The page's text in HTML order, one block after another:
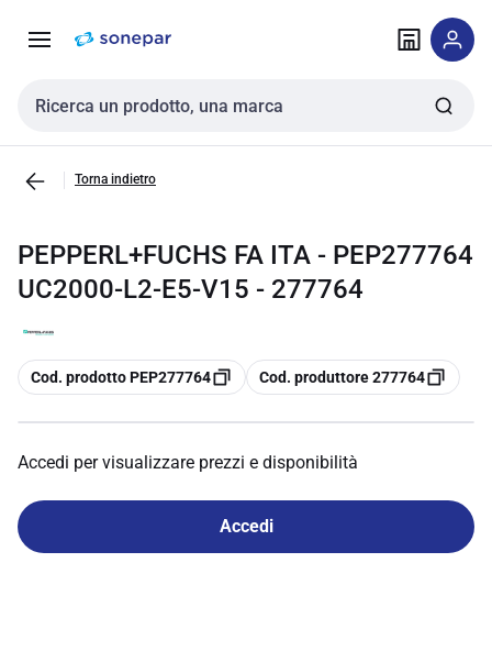
navigazione alla
Cerca input
Torna indietro
PEPPERL+FUCHS FA ITA - PEP277764
UC2000-L2-E5-V15 - 277764
copia
Cod. prodotto PEP277764 copia
Cod. produttore 277764
Accedi per visualizzare prezzi e disponibilità
Accedi